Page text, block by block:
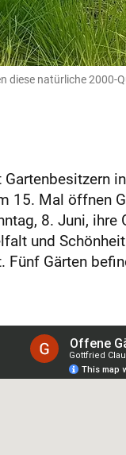
diese natürliche
Gartenbesitzern
15. Mal öffnen
8. Juni,
und
Fünf Gärten